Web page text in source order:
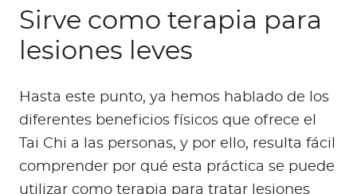
Sirve como terapia para
lesiones leves
Hasta este punto, ya hemos hablado de los
diferentes beneficios físicos que ofrece el
Tai Chi a las personas, y por ello, resulta fácil
comprender por qué esta práctica se puede
utilizar como terapia para tratar lesiones